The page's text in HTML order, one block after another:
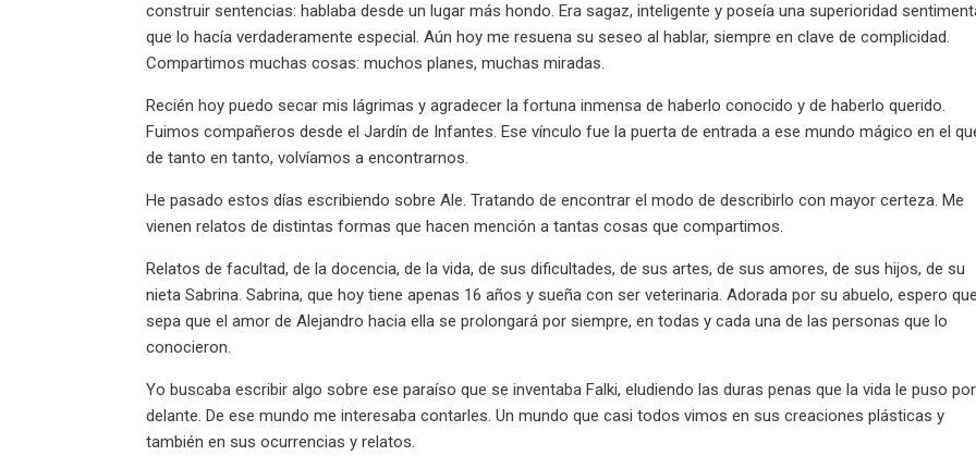
construir sentencias: hablaba desde un lugar más hondo. Era sagaz, inteligente y poseía una superioridad
que lo hacía verdaderamente especial. Aún hoy me resuena su seseo al hablar, siempre en clave de complicidad.
Compartimos muchas cosas: muchos planes, muchas miradas.
Recién hoy puedo secar mis lágrimas y agradecer la fortuna inmensa de haberlo conocido y de haberlo querido.
Fuimos compañeros desde el Jardín de Infantes. Ese vínculo fue la puerta de entrada a ese mundo mágico en el
de tanto en tanto, volvíamos a encontrarnos.
He pasado estos días escribiendo sobre Ale. Tratando de encontrar el modo de describirlo con mayor certeza. Me
vienen relatos de distintas formas que hacen mención a tantas cosas que compartimos.
Relatos de facultad, de la docencia, de la vida, de sus dificultades, de sus artes, de sus amores, de sus hijos, de su
nieta Sabrina. Sabrina, que hoy tiene apenas 16 años y sueña con ser veterinaria. Adorada por su abuelo, espero
sepa que el amor de Alejandro hacia ella se prolongará por siempre, en todas y cada una de las personas que lo
conocieron.
Yo buscaba escribir algo sobre ese paraíso que se inventaba Falki, eludiendo las duras penas que la vida le puso por
delante. De ese mundo me interesaba contarles. Un mundo que casi todos vimos en sus creaciones plásticas y
también en sus ocurrencias y relatos.